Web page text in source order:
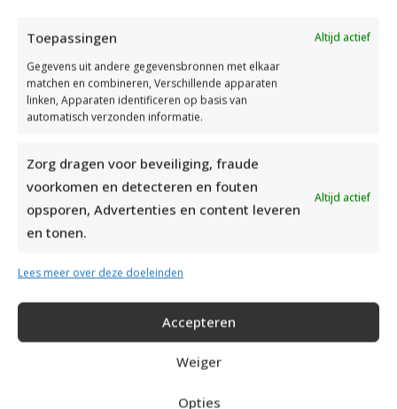
Toepassingen
Altijd actief
Gegevens uit andere gegevensbronnen met elkaar
matchen en combineren, Verschillende apparaten
linken, Apparaten identificeren op basis van
automatisch verzonden informatie.
Zorg dragen voor beveiliging, fraude
voorkomen en detecteren en fouten
opsporen, Advertenties en content leveren
en tonen.
Altijd actief
Lees meer over deze doeleinden
Accepteren
Weiger
Opties
DAMESJAS BREIEN VAN HEERLIJK ZACHT GAREN